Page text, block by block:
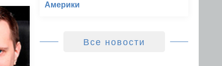
Америки
Все новости